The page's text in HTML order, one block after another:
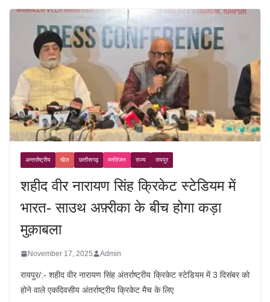
अन्तर्राष्ट्रीय खेल छत्तीसगढ़ मनोरंजन राज्य रायपुर
शहीद वीर नारायण सिंह क्रिकेट स्टेडियम में
भारत- साउथ अफ़्रीका के बीच होगा कड़ा
मुक़ाबला
November 17, 2025 Admin
रायपुर/:- शहीद वीर नारायण सिंह अंतर्राष्ट्रीय क्रिकेट स्टेडियम में 3 दिसंबर को
होने वाले एकदिवसीय अंतर्राष्ट्रीय क्रिकेट मैच के लिए